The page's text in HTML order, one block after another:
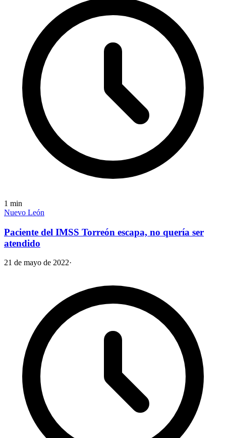
1 min
Nuevo León
Paciente del IMSS Torreón escapa, no quería ser
atendido
21 de mayo de 2022·